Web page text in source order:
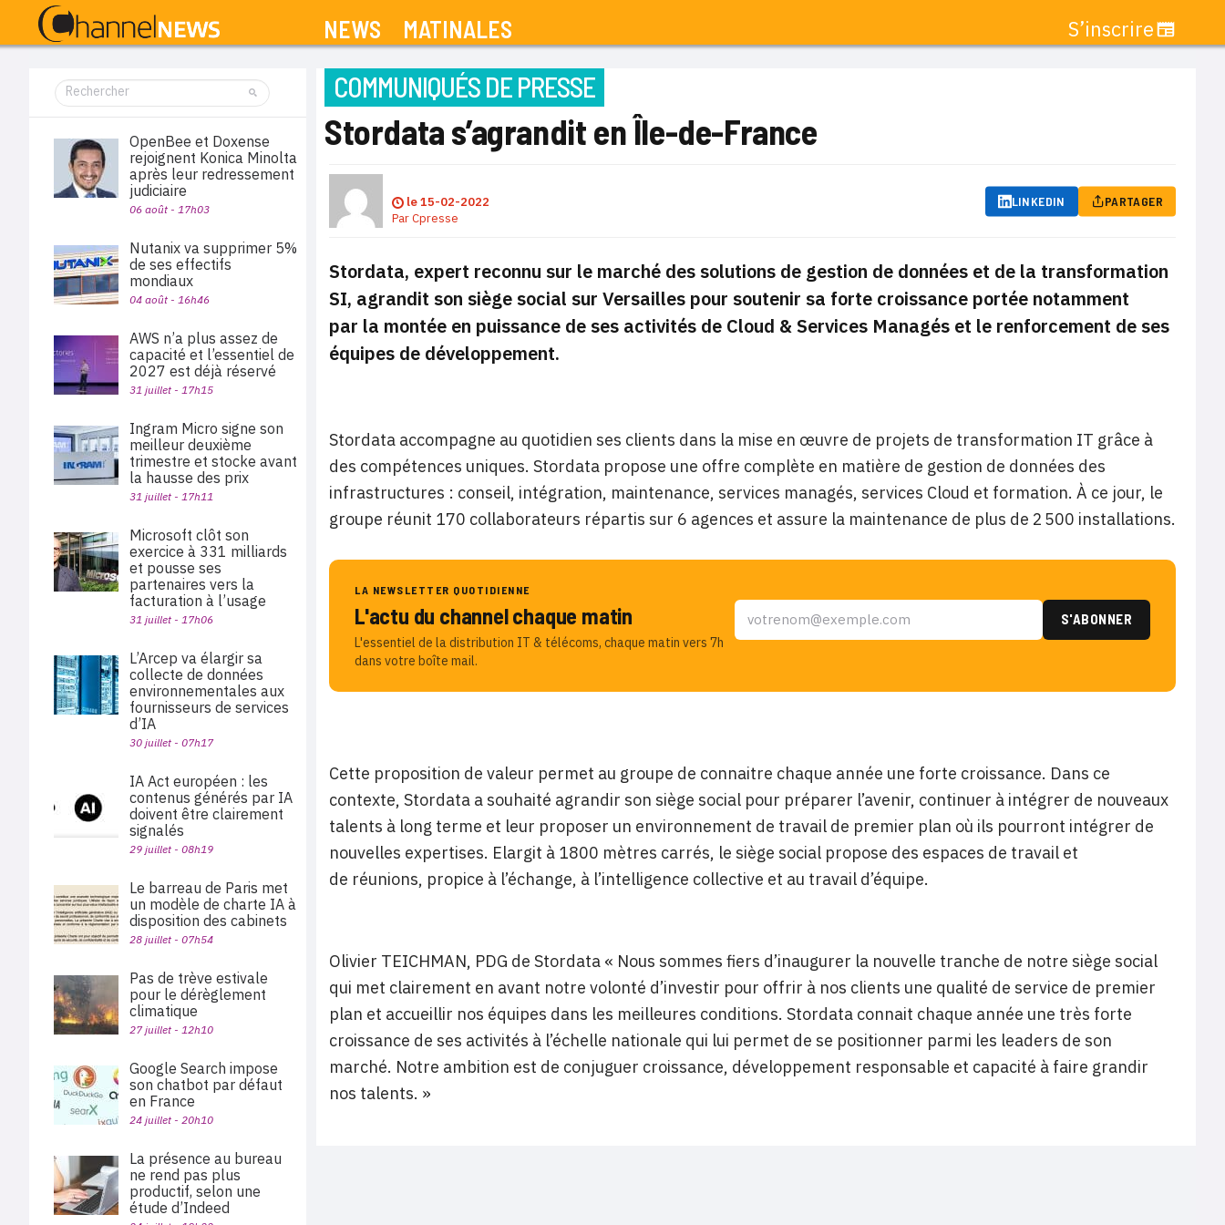
NEWS MATINALES S’inscrire
COMMUNIQUÉS DE PRESSE
Stordata s’agrandit en Île-de-France
le15-02-2022
ParCpresse
LINKEDIN PARTAGER
Stordata, expert reconnu sur le marché des solutions de gestion de données et de la transformation
SI, agrandit son siège social sur Versailles pour soutenir sa forte croissance portée notamment
par la montée en puissance de ses activités de Cloud & Services Managés et le renforcement de ses
équipes de développement.
Stordata accompagne au quotidien ses clients dans la mise en œuvre de projets de transformation IT grâce à
des compétences uniques. Stordata propose une offre complète en matière de gestion de données des
infrastructures : conseil, intégration, maintenance, services managés, services Cloud et formation. À ce jour, le
groupe réunit 170 collaborateurs répartis sur 6 agences et assure la maintenance de plus de 2 500 installations.
LA NEWSLETTER QUOTIDIENNE
L'actu du channel chaque matin
L'essentiel de la distribution IT & télécoms, chaque matin vers 7h
dans votre boîte mail.
Cette proposition de valeur permet au groupe de connaitre chaque année une forte croissance. Dans ce
contexte, Stordata a souhaité agrandir son siège social pour préparer l’avenir, continuer à intégrer de nouveaux
talents à long terme et leur proposer un environnement de travail de premier plan où ils pourront intégrer de
nouvelles expertises. Elargit à 1800 mètres carrés, le siège social propose des espaces de travail et
de réunions, propice à l’échange, à l’intelligence collective et au travail d’équipe.
Olivier TEICHMAN, PDG de Stordata « Nous sommes fiers d’inaugurer la nouvelle tranche de notre siège social
qui met clairement en avant notre volonté d’investir pour offrir à nos clients une qualité de service de premier
plan et accueillir nos équipes dans les meilleures conditions. Stordata connait chaque année une très forte
croissance de ses activités à l’échelle nationale qui lui permet de se positionner parmi les leaders de son
marché. Notre ambition est de conjuguer croissance, développement responsable et capacité à faire grandir
nos talents. »
OpenBee et Doxense
rejoignent Konica Minolta
après leur redressement
judiciaire
06 août - 17h03
Nutanix va supprimer 5%
de ses effectifs
mondiaux
04 août - 16h46
AWS n’a plus assez de
capacité et l’essentiel de
2027 est déjà réservé
31 juillet - 17h15
Ingram Micro signe son
meilleur deuxième
trimestre et stocke avant
la hausse des prix
31 juillet - 17h11
Microsoft clôt son
exercice à 331 milliards
et pousse ses
partenaires vers la
facturation à l’usage
31 juillet - 17h06
L’Arcep va élargir sa
collecte de données
environnementales aux
fournisseurs de services
d’IA
30 juillet - 07h17
IA Act européen : les
contenus générés par IA
doivent être clairement
signalés
29 juillet - 08h19
Le barreau de Paris met
un modèle de charte IA à
disposition des cabinets
28 juillet - 07h54
Pas de trève estivale
pour le dérèglement
climatique
27 juillet - 12h10
Google Search impose
son chatbot par défaut
en France
24 juillet - 20h10
La présence au bureau
ne rend pas plus
productif, selon une
étude d’Indeed